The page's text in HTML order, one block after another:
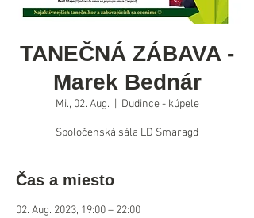
TANEČNÁ ZÁBAVA -
Marek Bednár
Mi., 02. Aug. Dudince - kúpele
Spoločenská sála LD Smaragd
Čas a miesto
02. Aug. 2023, 19:00 – 22:00